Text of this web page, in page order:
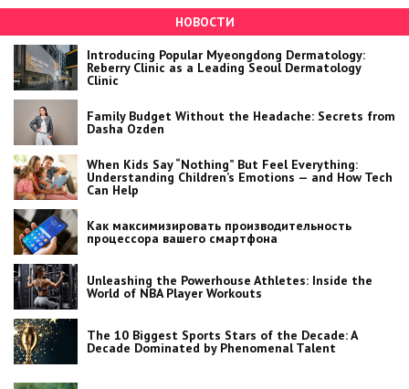
НОВОСТИ
Introducing Popular Myeongdong Dermatology:
Reberry Clinic as a Leading Seoul Dermatology
Clinic
Family Budget Without the Headache: Secrets from
Dasha Ozden
When Kids Say “Nothing” But Feel Everything:
Understanding Children’s Emotions — and How Tech
Can Help
Как максимизировать производительность
процессора вашего смартфона
Unleashing the Powerhouse Athletes: Inside the
World of NBA Player Workouts
The 10 Biggest Sports Stars of the Decade: A
Decade Dominated by Phenomenal Talent